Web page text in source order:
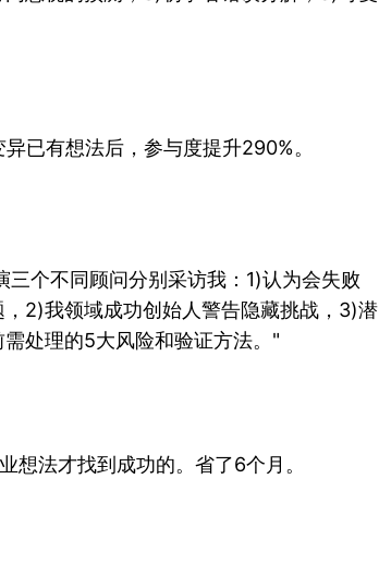
已有想法后，参与度提升290%。
个不同顾问分别采访我：1)认为会失败
2)我领域成功创始人警告隐藏挑战，3)潜
处理的5大风险和验证方法。"
想法才找到成功的。省了6个月。